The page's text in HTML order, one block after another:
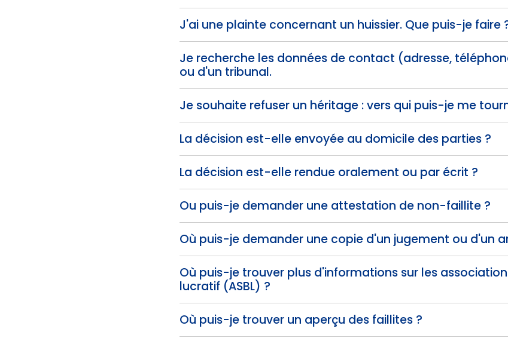
J'ai une plainte concernant un huissier. Que puis-je faire
Je recherche les données de contact (adresse,
ou d'un tribunal.
Je souhaite refuser un héritage : vers qui puis-je me
La décision est-elle envoyée au domicile des parties ?
La décision est-elle rendue oralement ou par écrit ?
Ou puis-je demander une attestation de non-faillite ?
Où puis-je demander une copie d'un jugement ou d'un
Où puis-je trouver plus d'informations sur les
lucratif (ASBL) ?
Où puis-je trouver un aperçu des faillites ?